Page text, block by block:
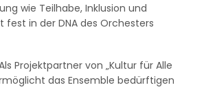
wie Teilhabe, Inklusion und
fest in der DNA des Orchesters
Projektpartner von „Kultur für Alle
das Ensemble bedürftigen